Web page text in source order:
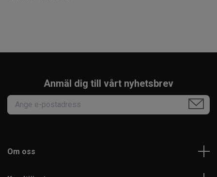
Anmäl dig till vårt nyhetsbrev
Om oss